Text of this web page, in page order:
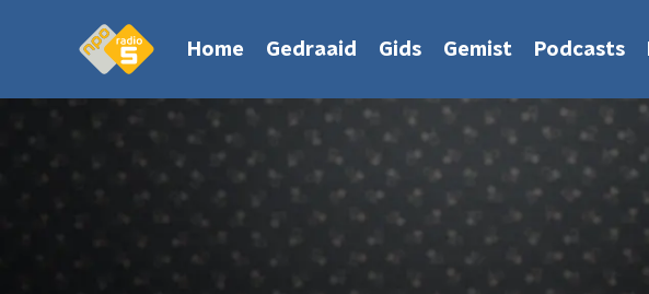
Home Gedraaid Gids Gemist Podcasts